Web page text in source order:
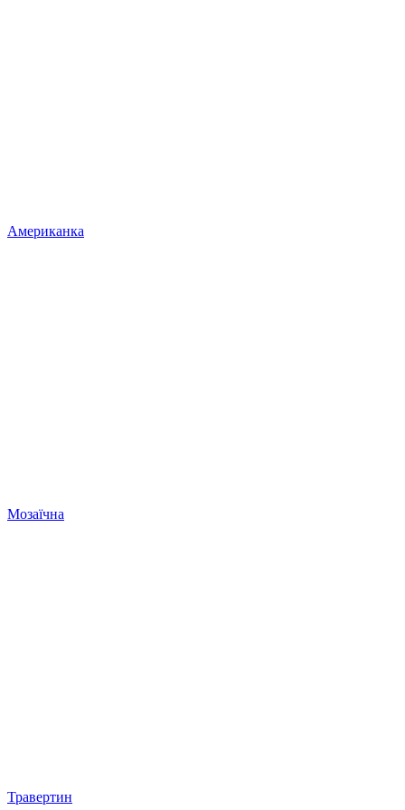
Американка
Мозаїчна
Травертин